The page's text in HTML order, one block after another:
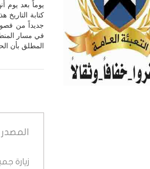
يوماً بعد يوم
كتابة التاريخ
جديداً من
في مسار
المطلق بأن
المصدر
زيارة